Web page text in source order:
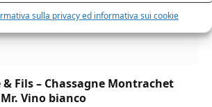
sulla privacy ed informativa sui cookie
& Fils – Chassagne Montrachet
Vino bianco